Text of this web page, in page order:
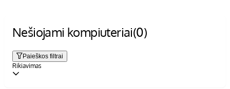
Nešiojami kompiuteriai(0)
Paieškos filtrai
Rikiavimas